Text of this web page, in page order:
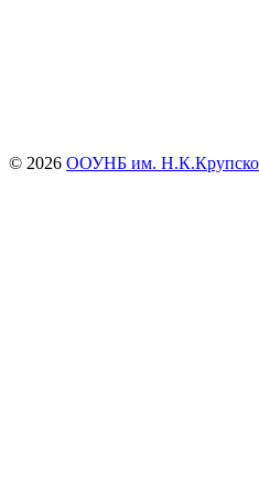
© 2026 ООУНБ им.